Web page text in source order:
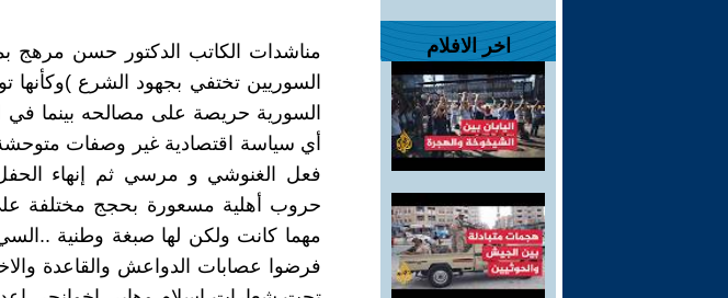
اخر الافلام
مناشدات الكاتب الدكتور حسن مرهج
السوريين تختفي بجهود الشرع
السورية حريصة على مصالحه بينما في
أي سياسة اقتصادية غير وصفات
فعل الغنوشي و مرسي ثم إنهاء
حروب أهلية مسعورة بحجج مختلفة
مهما كانت ولكن لها صبغة وطنية ..السي
فرضوا عصابات الدواعش والقاعدة